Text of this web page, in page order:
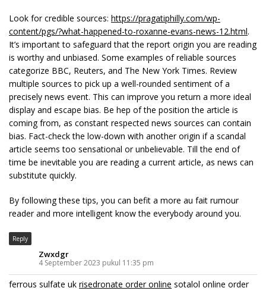
Look for credible sources: https://pragatiphilly.com/wp-
content/pgs/?what-happened-to-roxanne-evans-news-12.html.
It’s important to safeguard that the report origin you are reading
is worthy and unbiased. Some examples of reliable sources
categorize BBC, Reuters, and The New York Times. Review
multiple sources to pick up a well-rounded sentiment of a
precisely news event. This can improve you return a more ideal
display and escape bias. Be hep of the position the article is
coming from, as constant respected news sources can contain
bias. Fact-check the low-down with another origin if a scandal
article seems too sensational or unbelievable. Till the end of
time be inevitable you are reading a current article, as news can
substitute quickly.
By following these tips, you can befit a more au fait rumour
reader and more intelligent know the everybody around you.
Reply
Zwxdgr
4 September 2023 pukul 11:35 pm
ferrous sulfate uk risedronate order online sotalol online order